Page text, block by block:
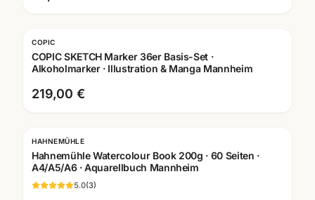
COPIC
COPIC SKETCH Marker 36er Basis-Set ·
Alkoholmarker · Illustration & Manga Mannheim
219,00 €
HAHNEMÜHLE
Hahnemühle Watercolour Book 200g · 60 Seiten ·
A4/A5/A6 · Aquarellbuch Mannheim
5.0(3)